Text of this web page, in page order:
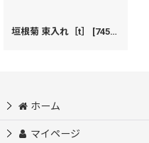
垣根菊 束入れ［t］ [74520
ホーム
マイページ